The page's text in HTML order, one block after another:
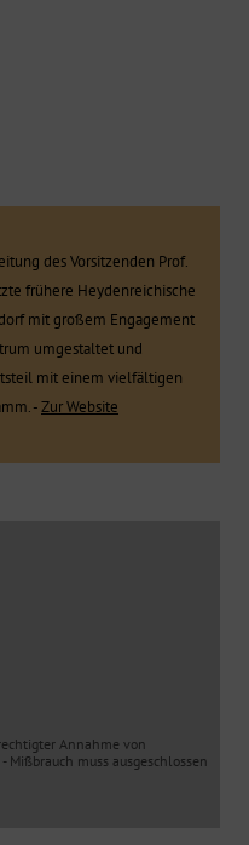
des Vorsitzenden Prof.
frühere Heydenreichische
mit großem Engagement
umgestaltet und
mit einem vielfältigen
-Zur Website
Annahme von
muss ausgeschlossen